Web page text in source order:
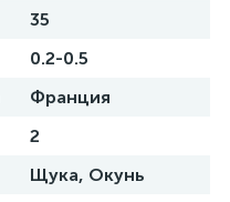
35
0.2-0.5
Франция
2
Щука, Окунь